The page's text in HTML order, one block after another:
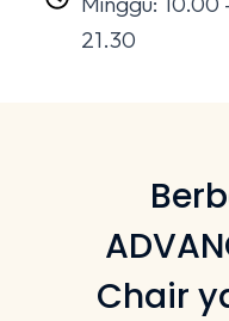
21.30
Chair